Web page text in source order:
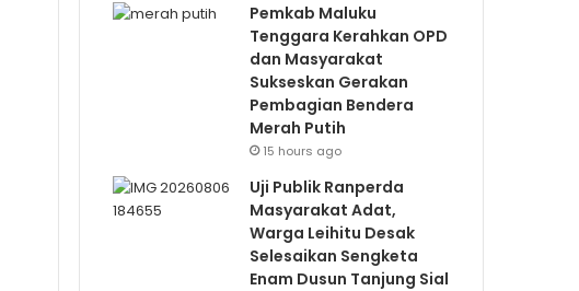
Pemkab Maluku
Tenggara Kerahkan OPD
dan Masyarakat
Sukseskan Gerakan
Pembagian Bendera
Merah Putih
15 hours ago
Uji Publik Ranperda
Masyarakat Adat,
Warga Leihitu Desak
Selesaikan Sengketa
Enam Dusun Tanjung Sial